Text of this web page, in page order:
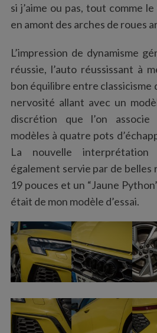
si j’aime ou pas, tout comme
en amont des arches de roues
L’impression de dynamisme
réussie, l’auto réussissant à
bon équilibre entre classicisme
nervosité allant avec un
discrétion que l’on associe
modèles à quatre pots
La nouvelle
également servie par de belles
19 pouces et un “Jaune
était de mon modèle d’essai.